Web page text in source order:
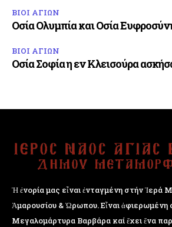
ΒΙΟΙ ΑΓΙΩΝ
Οσία Ολυμπία και Οσία
ΒΙΟΙ ΑΓΙΩΝ
Οσία Σοφία η εν Κλεισούρα
Ἡ ἐνορία μας εἶναι ἐνταγμένη στήν Ἱερά
Ἁμαρουσίου & Ὠρωπου. Εἶναι ἀφιερωμένη
Μεγαλομάρτυρα Βαρβάρα καί ἔχει ἕνα